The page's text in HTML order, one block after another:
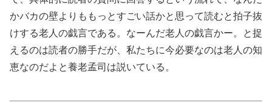
かバカの壁よりももっとすごい話かと思って読むと拍子抜
けする老人の戯言である。なーんだ老人の戯言かー。と捉
えるのは読者の勝手だが、私たちに今必要なのは老人の知
恵なのだよと養老孟司は説いている。